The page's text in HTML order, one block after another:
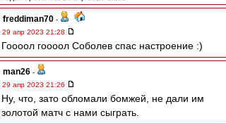
freddiman70 -
29 апр 2023 21:28
Гоооол гоооол Соболев спас настроение :)
man26 -
29 апр 2023 21:26
Ну, что, зато обломали бомжей, не дали им
золотой матч с нами сыграть.